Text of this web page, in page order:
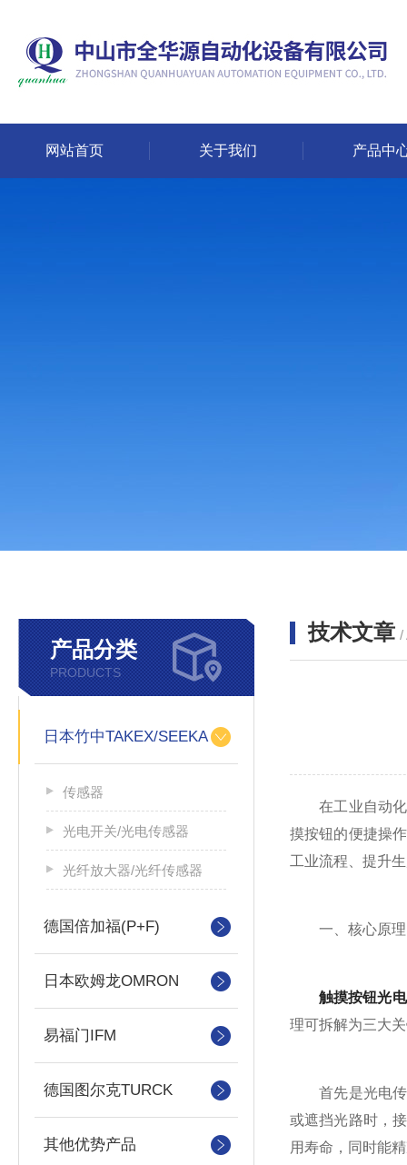
网站首页 关于我们 产品中
产品分类
PRODUCTS
日本竹中TAKEX/SEEKA
传感器
光电开关/光电传感器
光纤放大器/光纤传感器
德国倍加福(P+F)
日本欧姆龙OMRON
易福门IFM
德国图尔克TURCK
其他优势产品
技术文章 /
在工业自动化
摸按钮的便捷操
工业流程、提升
一、核心原理
触摸按钮光
理可拆解为三大
首先是光电传
或遮挡光路时，
用寿命，同时能